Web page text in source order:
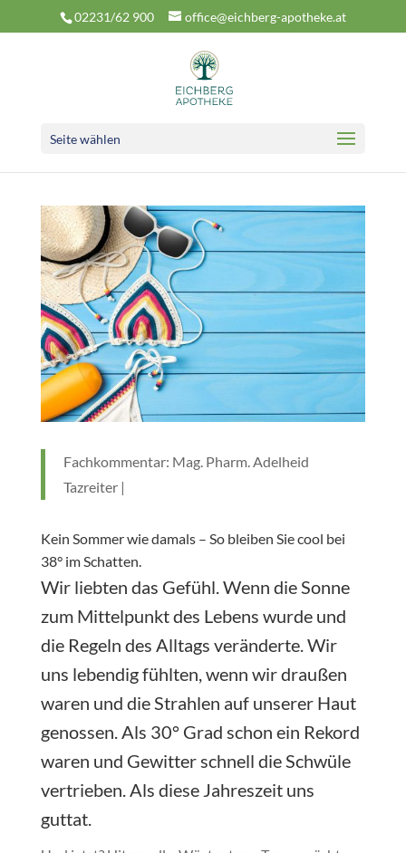
02231/62 900 office@eichberg-apotheke.at
Seite wählen
Fachkommentar: Mag. Pharm. Adelheid
Tazreiter |
Kein Sommer wie damals – So bleiben Sie cool bei
38° im Schatten.
Wir liebten das Gefühl. Wenn die Sonne
zum Mittelpunkt des Lebens wurde und
die Regeln des Alltags veränderte. Wir
uns lebendig fühlten, wenn wir draußen
waren und die Strahlen auf unserer Haut
genossen. Als 30° Grad schon ein Rekord
waren und Gewitter schnell die Schwüle
vertrieben. Als diese Jahreszeit uns
guttat.